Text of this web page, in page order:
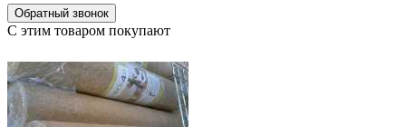
Обратный звонок
С этим товаром покупают